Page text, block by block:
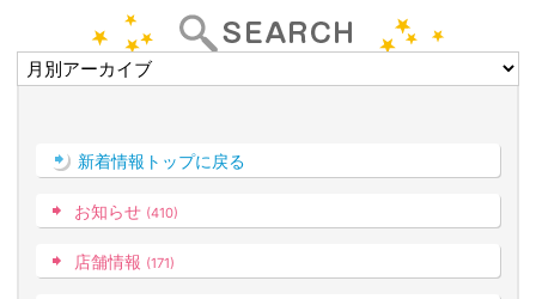
新着情報トップに戻る
お知らせ (410)
店舗情報 (171)